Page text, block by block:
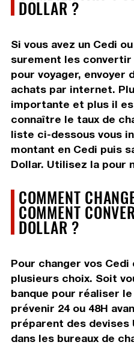
DOLLAR ?
Si vous avez un Cedi
surement les
pour voyager, envoyer
achats par internet.
importante et plus il
connaître le taux de
liste ci-dessous vous
montant en Cedi puis
Dollar. Utilisez la pour
COMMENT
COMMENT
DOLLAR ?
Pour changer vos Cedi
plusieurs choix. Soit
banque pour réaliser
prévenir 24 ou 48H
préparent des devises
dans les bureaux de